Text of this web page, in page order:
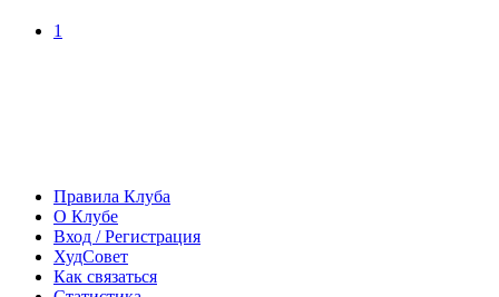
1
Правила Клуба
О Клубе
Вход / Регистрация
ХудСовет
Как связаться